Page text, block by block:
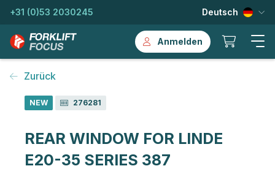
+31 (0)53 2030245 Deutsch
Anmelden
Zurück
NEW 276281
REAR WINDOW FOR LINDE
E20-35 SERIES 387